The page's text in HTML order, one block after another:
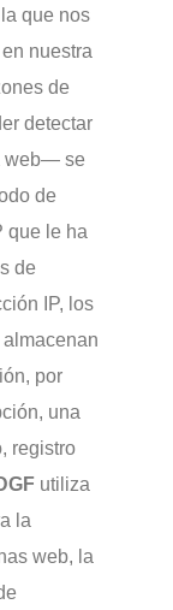
que nos
nuestra
de
detectar
web— se
de
que le ha
de
IP, los
por
una
registro
utiliza
la
web, la